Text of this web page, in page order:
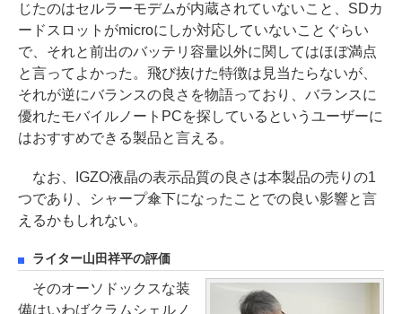
じたのはセルラーモデムが内蔵されていないこと、SDカ
ードスロットがmicroにしか対応していないことぐらい
で、それと前出のバッテリ容量以外に関してはほぼ満点
と言ってよかった。飛び抜けた特徴は見当たらないが、
それが逆にバランスの良さを物語っており、バランスに
優れたモバイルノートPCを探しているというユーザーに
はおすすめできる製品と言える。
なお、IGZO液晶の表示品質の良さは本製品の売りの1
つであり、シャープ傘下になったことでの良い影響と言
えるかもしれない。
ライター山田祥平の評価
そのオーソドックスな装
備はいわばクラムシェルノ